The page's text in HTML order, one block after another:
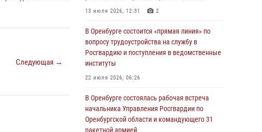
Следующая →
Росгвардейцы обеспечили правопорядок на
27 июля 2026, 14:36 2
Росгвардейцы предотвратили трагедию:
спасен мужчина в тяжелой жизненной
Росгвардейцы Оренбургской области
проверили готовность детских
образовательных учреждений к новому
13 июля 2026, 12:31 2
В Оренбурге состоится «прямая линия» по
вопросу трудоустройства на службу в
Росгвардию и поступления в ведомственные
институты
22 июля 2026, 06:26
В Оренбурге состоялась рабочая встреча
начальника Управления Росгвардии по
Оренбургской области и командующего 31
ракетной армией